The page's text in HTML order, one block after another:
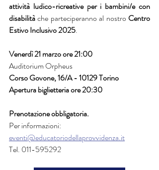
attività ludico-ricreative per i bambini/e con
disabilità che parteciperanno al nostro Centro
Estivo Inclusivo 2025.
Venerdì 21 marzoore 21:00
Auditorium Orpheus
Corso Govone, 16/A - 10129 Torino
Apertura biglietteria ore 20:30
Prenotazione obbligatoria.
Per informazioni:
eventi@educatoriodellaprovvidenza.it
Tel. 011-595292